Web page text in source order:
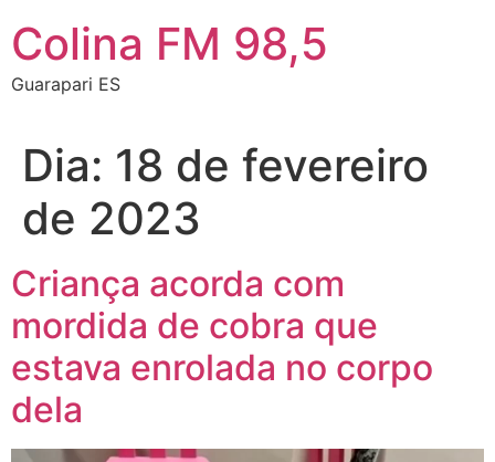
Colina FM 98,5
Guarapari ES
Dia: 18 de fevereiro
de 2023
Criança acorda com
mordida de cobra que
estava enrolada no corpo
dela